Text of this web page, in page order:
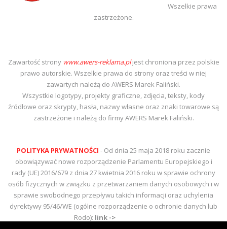
Wszelkie prawa
zastrzeżone.
Zawartość strony www.awers-reklama.pljest chroniona przez polskie
prawo autorskie. Wszelkie prawa do strony oraz treści w niej
zawartych należą do AWERS Marek Faliński.
Wszystkie logotypy, projekty graficzne, zdjęcia, teksty, kody
źródłowe oraz skrypty, hasła, nazwy własne oraz znaki towarowe są
zastrzeżone i należą do firmy AWERS Marek Faliński.
POLITYKA PRYWATNOŚCI - Od dnia 25 maja 2018 roku zacznie
obowiązywać nowe rozporządzenie Parlamentu Europejskiego i
rady (UE) 2016/679 z dnia 27 kwietnia 2016 roku w sprawie ochrony
osób fizycznych w związku z przetwarzaniem danych osobowych i w
sprawie swobodnego przepływu takich informacji oraz uchylenia
dyrektywy 95/46/WE (ogólne rozporządzenie o ochronie danych lub
Rodo): link ->czytaj więcej